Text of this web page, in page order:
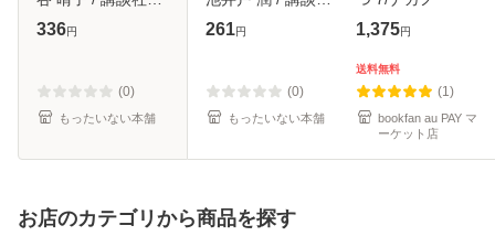
[コミック]【メール
336円
(0)
もったいない本舗
[文庫]【メール便送
261円
(0)
もったいない本舗
1,375円
送料無料
(1)
bookfan au PAY マ
ーケット店
お店のカテゴリから商品を探す